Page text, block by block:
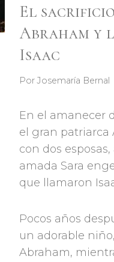
El
Abraham y
Isaac
PorJosemaría Bernal
En el amanecer
el gran patriarca
con dos
amada Sara
que llamaron
Pocos años
un adorable
Abraham,